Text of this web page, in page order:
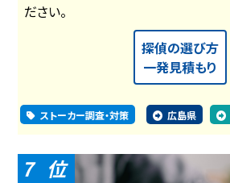
ださい。
探偵の選び方
一発見積もり
ストーカー調査・対策 広島県
7